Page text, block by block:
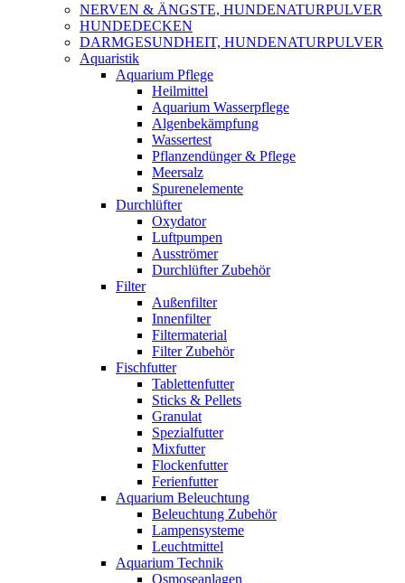
NERVEN & ÄNGSTE, HUNDENATURPULVER
HUNDEDECKEN
DARMGESUNDHEIT, HUNDENATURPULVER
Aquaristik
Aquarium Pflege
Heilmittel
Aquarium Wasserpflege
Algenbekämpfung
Wassertest
Pflanzendünger & Pflege
Meersalz
Spurenelemente
Durchlüfter
Oxydator
Luftpumpen
Ausströmer
Durchlüfter Zubehör
Filter
Außenfilter
Innenfilter
Filtermaterial
Filter Zubehör
Fischfutter
Tablettenfutter
Sticks & Pellets
Granulat
Spezialfutter
Mixfutter
Flockenfutter
Ferienfutter
Aquarium Beleuchtung
Beleuchtung Zubehör
Lampensysteme
Leuchtmittel
Aquarium Technik
Osmoseanlagen